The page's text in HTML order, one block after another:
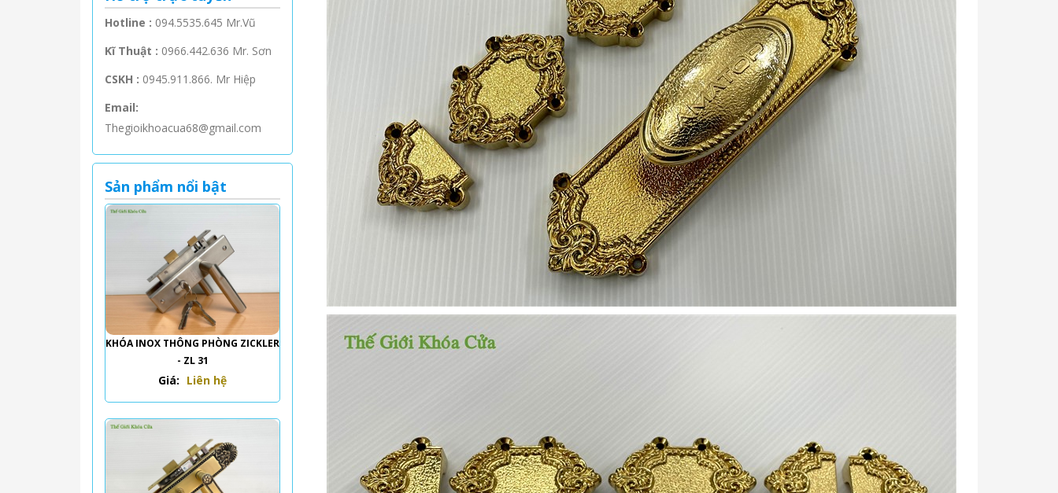
Hotline : 094.5535.645 Mr.Vũ
Kĩ Thuật : 0966.442.636 Mr. Sơn
CSKH : 0945.911.866. Mr Hiệp
Email:
Thegioikhoacua68@gmail.com
Sản phẩm nổi bật
KHÓA INOX THÔNG PHÒNG ZICKLER
- ZL 31
Giá: Liên hệ